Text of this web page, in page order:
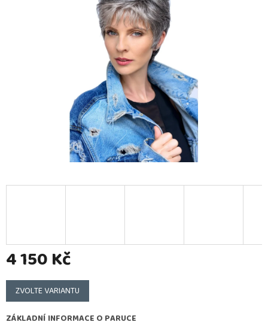
4 150 Kč
Měrná
cena:
ZVOLTE VARIANTU
ZÁKLADNÍ INFORMACE O PARUCE